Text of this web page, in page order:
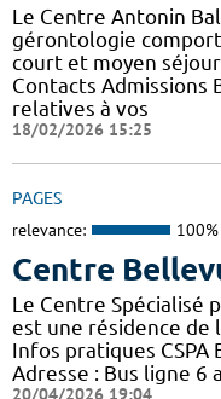
Le Centre Antonin
gérontologie
court et moyen
Contacts Admissions
relatives à vos
18/02/2026 15:25
PAGES
relevance: 100%
Centre
Le Centre Spécialisé
est une résidence de
Infos pratiques
Adresse : Bus ligne 6
20/04/2026 19:04